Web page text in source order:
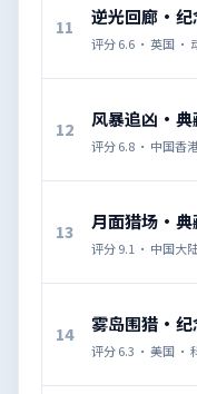
11 逆光回廊·纪
评分6.6 · 英国 ·
12 风暴追凶·典
评分6.8 · 中国香
13 月面猎场·典
评分9.1 · 中国大
14 雾岛围猎·纪
评分6.3 · 美国 ·